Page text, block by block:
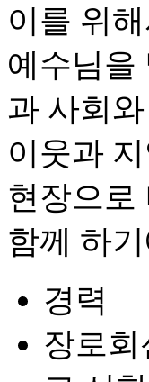
이를 위
예수님을
과 사회
이웃과
현장으로
함께 하
경력
장로